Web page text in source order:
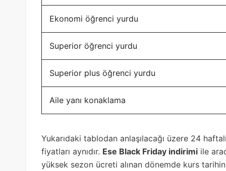
Ekonomi öğrenci yurdu
Superior öğrenci yurdu
Superior plus öğrenci yurdu
Aile yanı konaklama
Yukarıdaki tablodan anlaşılacağı üzere 24
fiyatları aynıdır. Ese Black Friday indirimi ile
yüksek sezon ücreti alınan dönemde kurs